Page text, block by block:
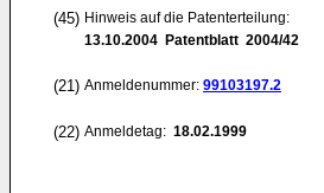
(45) Hinweis auf die Patenterteilung:
13.10.2004 Patentblatt 2004/42
(21) Anmeldenummer: 99103197.2
(22) Anmeldetag: 18.02.1999